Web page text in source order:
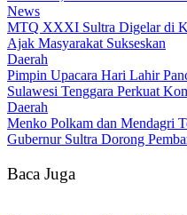
News
MTQ XXXI Sultra Digelar di
Ajak Masyarakat Sukseskan
Daerah
Pimpin Upacara Hari Lahir
Sulawesi Tenggara Perkuat
Daerah
Menko Polkam dan Mendagri
Gubernur Sultra Dorong
Baca Juga